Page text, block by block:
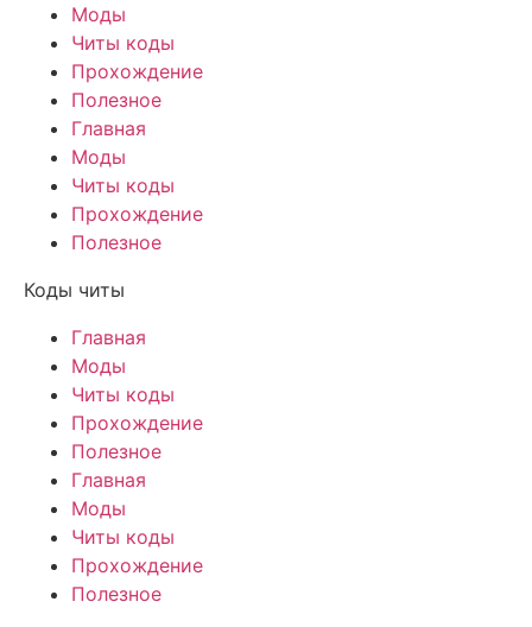
Моды
Читы коды
Прохождение
Полезное
Главная
Моды
Читы коды
Прохождение
Полезное
Коды читы
Главная
Моды
Читы коды
Прохождение
Полезное
Главная
Моды
Читы коды
Прохождение
Полезное